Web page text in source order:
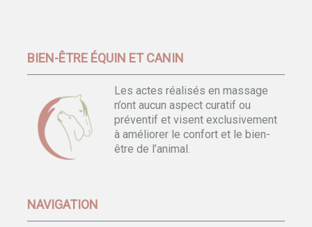
BIEN-ÊTRE ÉQUIN ET CANIN
Les actes réalisés en massage
n’ont aucun aspect curatif ou
préventif et visent exclusivement
à améliorer le confort et le bien-
être de l’animal.
NAVIGATION